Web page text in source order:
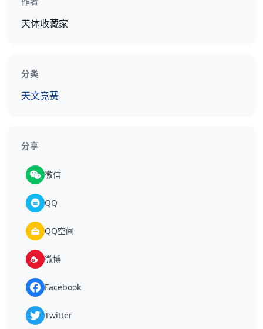
天体收藏家
分类
天文竞赛
分享
微信
QQ
QQ空间
微博
Facebook
Twitter